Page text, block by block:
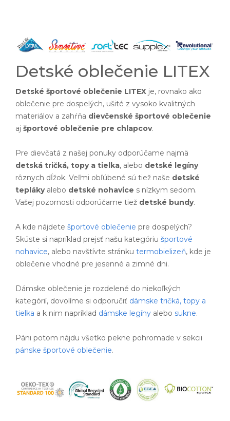
Detské oblečenie LITEX
Detské športové oblečenie LITEX je, rovnako ako
oblečenie pre dospelých, ušité z vysoko kvalitných
materiálov a zahŕňa dievčenské športové oblečenie
aj športové oblečenie pre chlapcov.
Pre dievčatá z našej ponuky odporúčame najmä
detská tričká, topy a tielka, alebo detské legíny
rôznych dĺžok. Veľmi obľúbené sú tiež naše detské
teplákyalebo detské nohavice s nízkym sedom.
Vašej pozornosti odporúčame tiež detské bundy.
A kde nájdete športové oblečenie pre dospelých?
Skúste si napríklad prejsť našu kategóriu športové
nohavice, alebo navštívte stránku termobielizeň, kde je
oblečenie vhodné pre jesenné a zimné dni.
Dámske oblečenie je rozdelené do niekoľkých
kategórií, dovolíme si odporučiť dámske tričká, topy a
tielka a k nim napríklad dámske legíny alebo sukne.
Páni potom nájdu všetko pekne pohromade v sekcii
pánske športové oblečenie.